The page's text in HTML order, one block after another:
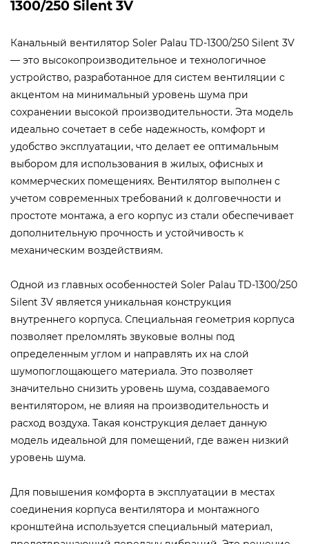
1300/250 Silent 3V
Канальный вентилятор Soler Palau TD-1300/250 Silent 3V
— это высокопроизводительное и технологичное
устройство, разработанное для систем вентиляции с
акцентом на минимальный уровень шума при
сохранении высокой производительности. Эта модель
идеально сочетает в себе надежность, комфорт и
удобство эксплуатации, что делает ее оптимальным
выбором для использования в жилых, офисных и
коммерческих помещениях. Вентилятор выполнен с
учетом современных требований к долговечности и
простоте монтажа, а его корпус из стали обеспечивает
дополнительную прочность и устойчивость к
механическим воздействиям.
Одной из главных особенностей Soler Palau TD-1300/250
Silent 3V является уникальная конструкция
внутреннего корпуса. Специальная геометрия корпуса
позволяет преломлять звуковые волны под
определенным углом и направлять их на слой
шумопоглощающего материала. Это позволяет
значительно снизить уровень шума, создаваемого
вентилятором, не влияя на производительность и
расход воздуха. Такая конструкция делает данную
модель идеальной для помещений, где важен низкий
уровень шума.
Для повышения комфорта в эксплуатации в местах
соединения корпуса вентилятора и монтажного
кронштейна используется специальный материал,